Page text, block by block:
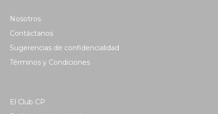
Nosotros
Contáctanos
Sugerencias de confidencialidad
Términos y Condiciones
El Club CP